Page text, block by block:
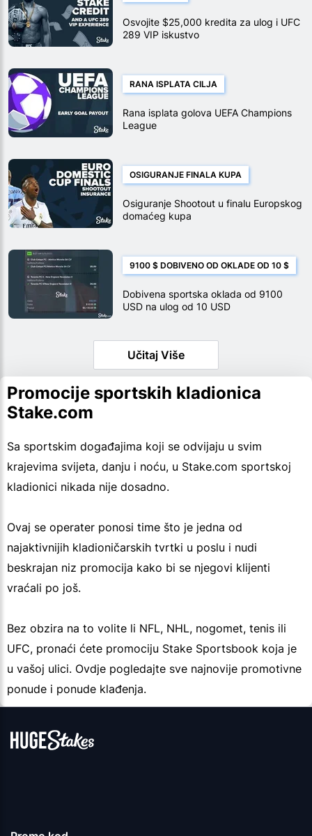
Osvojite $25,000 kredita za ulog i UFC
289 VIP iskustvo
RANA ISPLATA CILJA
Rana isplata golova UEFA Champions
League
OSIGURANJE FINALA KUPA
Osiguranje Shootout u finalu Europskog
domaćeg kupa
9100 $ DOBIVENO OD OKLADE OD 10 $
Dobivena sportska oklada od 9100
USD na ulog od 10 USD
Učitaj Više
Promocije sportskih kladionica
Stake.com
Sa sportskim događajima koji se odvijaju u svim
krajevima svijeta, danju i noću, u Stake.com sportskoj
kladionici nikada nije dosadno.
Ovaj se operater ponosi time što je jedna od
najaktivnijih kladioničarskih tvrtki u poslu i nudi
beskrajan niz promocija kako bi se njegovi klijenti
vraćali po još.
Bez obzira na to volite li NFL, NHL, nogomet, tenis ili
UFC, pronaći ćete promociju Stake Sportsbook koja je
u vašoj ulici. Ovdje pogledajte sve najnovije promotivne
ponude i ponude klađenja.